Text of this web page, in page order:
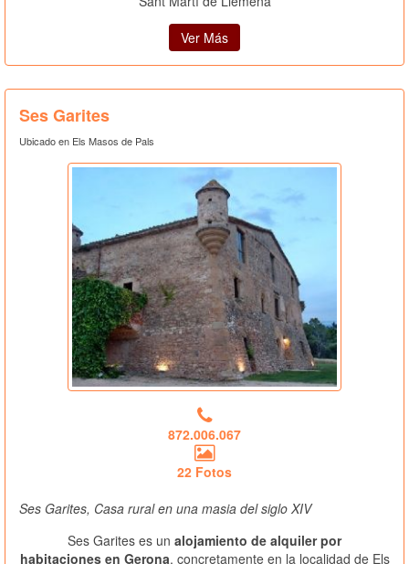
Ver Más
Ses Garites
Ubicado en Els Masos de Pals
872.006.067
22 Fotos
Ses Garites, Casa rural en una masia del siglo XIV
Ses Garites es un alojamiento de alquiler por
habitaciones en Gerona, concretamente en la localidad de Els